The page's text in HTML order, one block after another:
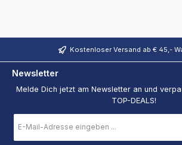
Kostenloser Versand ab € 45,-
Newsletter
Melde Dich jetzt am Newsletter an und
TOP-DEALS!
Mail-